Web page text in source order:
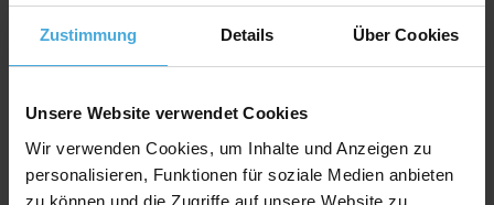
Zustimmung Details Über Cookies
Unsere Website verwendet Cookies
Wir verwenden Cookies, um Inhalte und Anzeigen zu
personalisieren, Funktionen für soziale Medien anbieten
zu können und die Zugriffe auf unsere Website zu
Material: 100% Alphazellulose
Rückwand Spezifikation
Stärke: 1,2mm
Farbe: weiß
Material: 100% Alphazellulose